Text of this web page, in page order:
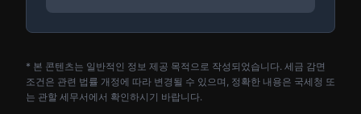
* 본 콘텐츠는 일반적인 정보 제공 목적으로 작성되었습니다. 세금 감면
조건은 관련 법률 개정에 따라 변경될 수 있으며, 정확한 내용은 국세청 또
는 관할 세무서에서 확인하시기 바랍니다.